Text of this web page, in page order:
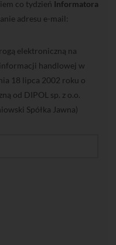
co tydzień Informatora
adresu e-mail:
elektroniczną na
handlowej w
18 lipca 2002 roku o
od DIPOL sp. z o.o.
Spółka Jawna)